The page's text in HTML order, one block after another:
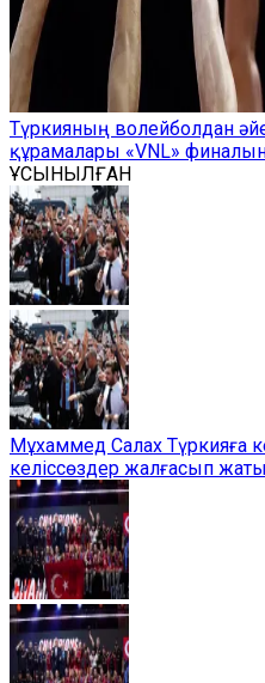
Түркияның волейболдан
құрамалары «VNL»
ҰСЫНЫЛҒАН
Мұхаммед Салах Түркияға
келіссөздер жалғасып